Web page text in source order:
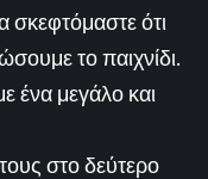
σκεφτόμαστε ότι
το παιχνίδι.
ένα μεγάλο και
στο δεύτερο